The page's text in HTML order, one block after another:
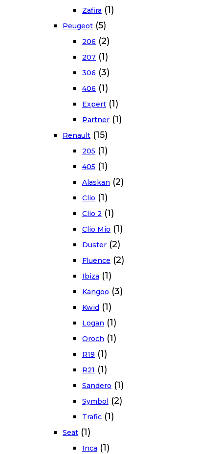
Zafira (1)
Peugeot (5)
206 (2)
207 (1)
306 (3)
406 (1)
Expert (1)
Partner (1)
Renault (15)
205 (1)
405 (1)
Alaskan (2)
Clio (1)
Clio 2 (1)
Clio Mio (1)
Duster (2)
Fluence (2)
Ibiza (1)
Kangoo (3)
Kwid (1)
Logan (1)
Oroch (1)
R19 (1)
R21 (1)
Sandero (1)
Symbol (2)
Trafic (1)
Seat (1)
Inca (1)